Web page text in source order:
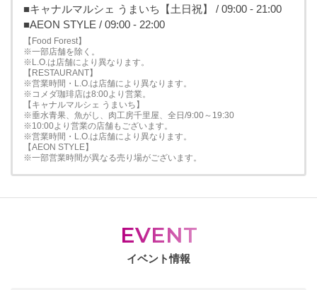
■キャナルマルシェ うまいち【土日祝】 / 09:00 - 21:00
■AEON STYLE / 09:00 - 22:00
【Food Forest】
※一部店舗を除く。
※L.O.は店舗により異なります。
【RESTAURANT】
※営業時間・L.O.は店舗により異なります。
※コメダ珈琲店は8:00より営業。
【キャナルマルシェ うまいち】
※垂水青果、魚がし、肉工房千里屋、全日/9:00～19:30
※10:00より営業の店舗もございます。
※営業時間・L.O.は店舗により異なります。
【AEON STYLE】
※一部営業時間が異なる売り場がございます。
EVENT
イベント情報